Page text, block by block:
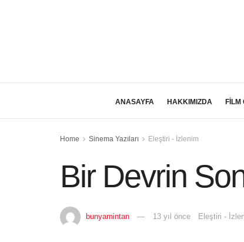
ANASAYFA HAKKIMIZDA FİLM
Home Sinema Yazıları Eleştiri - İzlenim
Bir Devrin
bunyamintan 13 yıl önce Eleştiri -